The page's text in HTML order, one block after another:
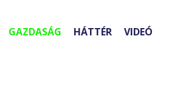
GAZDASÁG HÁTTÉR VIDEÓ